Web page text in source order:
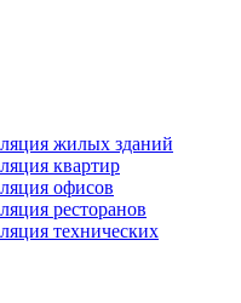
жилых зданий
квартир
офисов
ресторанов
технических